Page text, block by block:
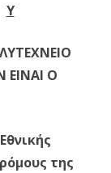
Υ
Ο
της